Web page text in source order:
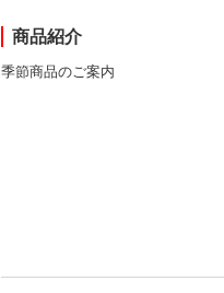
商品紹介
季節商品のご案内